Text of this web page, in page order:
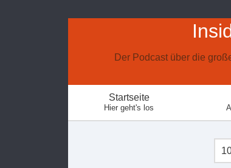
Der Podcast über die
Startseite
Hier geht's los